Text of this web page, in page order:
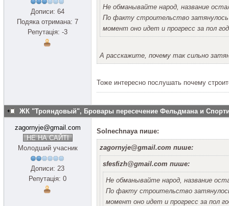
Дописи: 64
Подяка отримана: 7
Репутація: -3
Не обманывайте народ, название
По факту строительство затянулось
момент оно идет и прогресс за пол
А расскажите, почему так сильно
Тоже интересно послушать почему
ЖК "Трояндовый", Бровары пересечение Фельдмана и
zagornyje@gmail.com
НЕ НА САЙТІ
Молодший учасник
Дописи: 23
Репутація: 0
Solnechnaya пише:
zagornyje@gmail.com пише:
sfesfizh@gmail.com пише:
Не обманывайте народ, название
По факту строительство
момент оно идет и прогресс за пол